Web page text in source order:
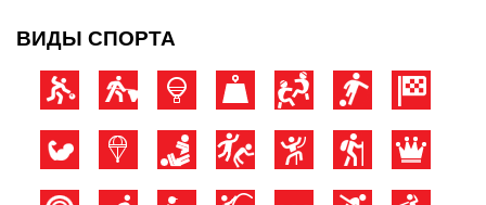
ВИДЫ СПОРТА